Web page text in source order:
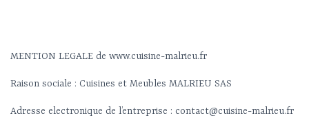
MENTION LEGALE de www.cuisine-malrieu.fr
Raison sociale : Cuisines et Meubles MALRIEU SAS
Adresse electronique de l’entreprise : contact@cuisine-malrieu.fr